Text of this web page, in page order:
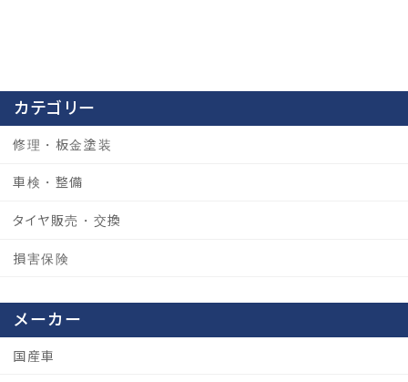
カテゴリー
修理・板金塗装
車検・整備
タイヤ販売・交換
損害保険
メーカー
国産車